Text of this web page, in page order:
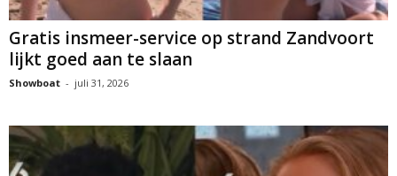
Gratis insmeer-service op strand Zandvoort
lijkt goed aan te slaan
Showboat - juli 31, 2026